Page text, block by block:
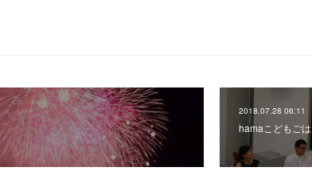
2018.07.28 06:11
hamaこどもご